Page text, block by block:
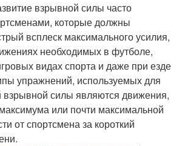
взрывной силы часто
которые должны
всплеск максимального усилия,
необходимых в футболе,
видах спорта и даже при езде
упражнений, используемых для
взрывной силы являются движения,
или почти максимальной
от спортсмена за короткий